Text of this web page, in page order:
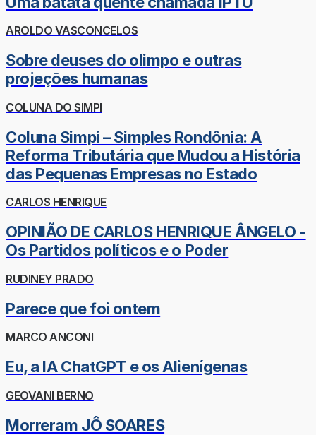
AROLDO VASCONCELOS
Sobre deuses do olimpo e outras
projeções humanas
COLUNA DO SIMPI
Coluna Simpi – Simples Rondônia: A
Reforma Tributária que Mudou a História
das Pequenas Empresas no Estado
CARLOS HENRIQUE
OPINIÃO DE CARLOS HENRIQUE ÂNGELO -
Os Partidos políticos e o Poder
RUDINEY PRADO
Parece que foi ontem
MARCO ANCONI
Eu, a IA ChatGPT e os Alienígenas
GEOVANI BERNO
Morreram JÔ SOARES